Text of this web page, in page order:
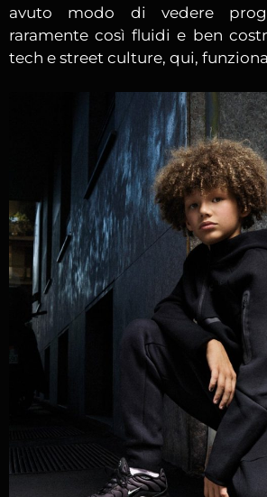
avuto modo di vedere
raramente così fluidi e ben
tech e street culture, qui,